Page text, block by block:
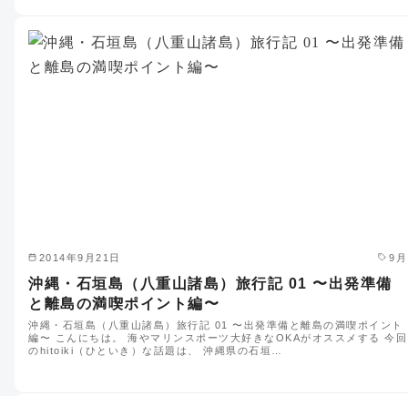
2014年9月21日 9月
沖縄・石垣島（八重山諸島）旅行記 01 〜出発準備
と離島の満喫ポイント編〜
沖縄・石垣島（八重山諸島）旅行記 01 〜出発準備と離島の満喫ポイント
編〜 こんにちは。 海やマリンスポーツ大好きなOKAがオススメする 今回
のhitoiki（ひといき）な話題は、 沖縄県の石垣…